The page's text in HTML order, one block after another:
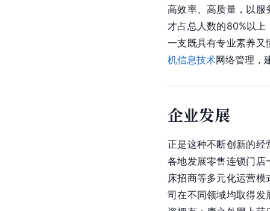
高效率、高质量，以服
才占总人数的80%以
一支既具有专业素养
机信息技术网络管理，
企业发展
正是这种不断创新的
各地发展零售连锁门店
床招商等多元化运营
司在不同领域均取得发